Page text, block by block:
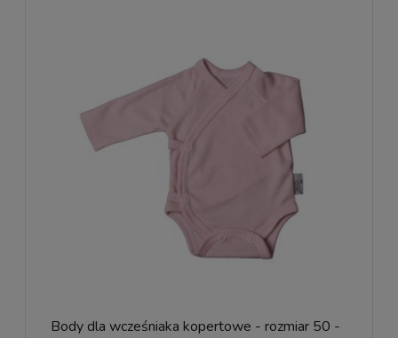
Body dla wcześniaka kopertowe - rozmiar 50 -